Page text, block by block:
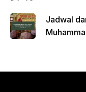
Jadwal